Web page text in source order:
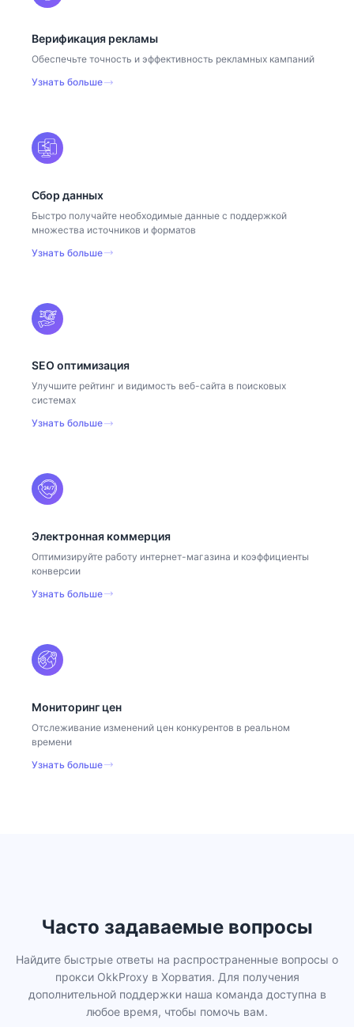
Верификация рекламы
Обеспечьте точность и эффективность рекламных кампаний
Узнать больше
Сбор данных
Быстро получайте необходимые данные с поддержкой
множества источников и форматов
Узнать больше
SEO оптимизация
Улучшите рейтинг и видимость веб-сайта в поисковых
системах
Узнать больше
Электронная коммерция
Оптимизируйте работу интернет-магазина и коэффициенты
конверсии
Узнать больше
Мониторинг цен
Отслеживание изменений цен конкурентов в реальном
времени
Узнать больше
Часто задаваемые вопросы
Найдите быстрые ответы на распространенные вопросы о
прокси OkkProxy в Хорватия. Для получения
дополнительной поддержки наша команда доступна в
любое время, чтобы помочь вам.